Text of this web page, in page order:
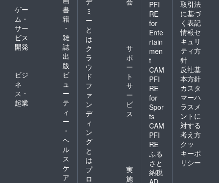
ゲー
ム・
サー
ビス
開発
書
籍
・
雑
誌
出
版
ビジ
ネ
ス・
起業
ビ
ュ
ー
テ
ィ
ー
・
ヘ
ル
ス
ケ
ア
ミ
ー
と
は
ク
ラ
ウ
ド
フ
ァ
ン
デ
ィ
ン
グ
と
は
サ
ポ
ー
ト
サ
ー
ビ
ス
プ
ロ
実
施
PFI
RE
for
Ente
rtain
men
t
CAM
PFI
RE
for
Spor
ts
CAM
PFI
RE
ふる
さと
納税
取引法
に基づ
く表記
情報セ
キュリ
ティ方
針
反社基
本方針
カスタ
マーハ
ラスメ
ントに
対する
考え方
クッ
キーポ
リシー